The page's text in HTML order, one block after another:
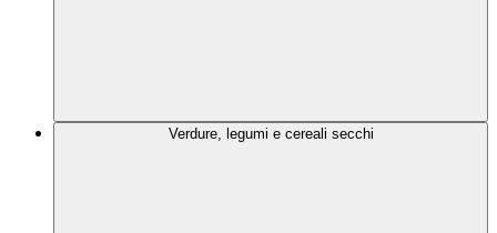
Verdure, legumi e cereali secchi